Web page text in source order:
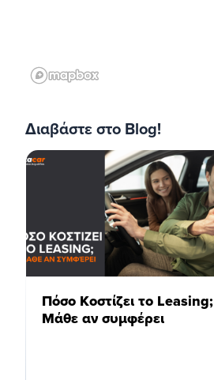
Διαβάστε στο Blog!
Πόσο Κοστίζει το Leasing;
Μάθε αν συμφέρει